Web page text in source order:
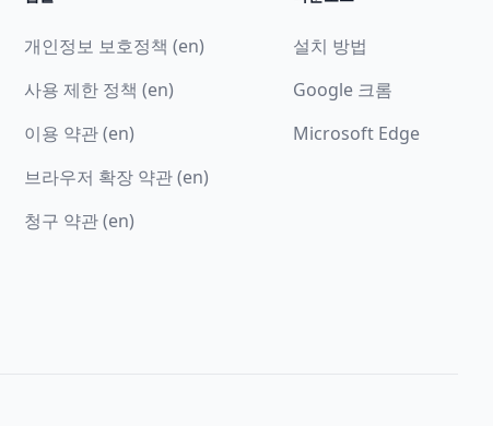
개인정보 보호정책 (en)
사용 제한 정책 (en)
이용 약관 (en)
브라우저 확장 약관 (en)
청구 약관 (en)
설치 방법
Google 크롬
Microsoft Edge